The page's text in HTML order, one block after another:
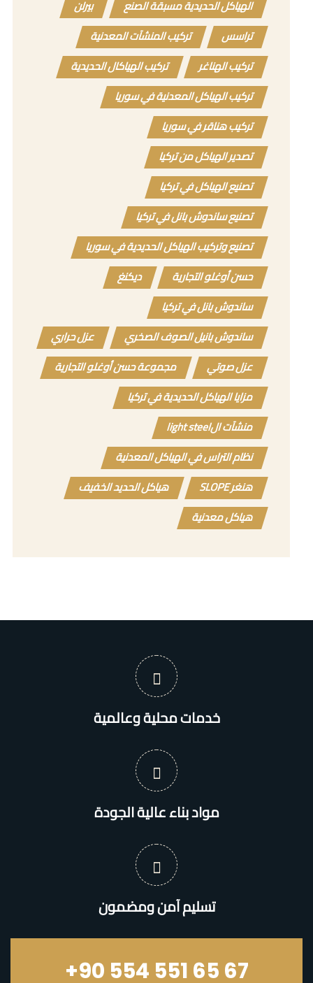
الهياكل الحديدية مسبقة الصنع
بيرلن
تراسس
تركيب المنشآت المعدنية
تركيب الهناغر
تركيب الهياكال الحديدية
تركيب الهياكل المعدنية في سوريا
تركيب هناقر في سوريا
تصدير الهياكل من تركيا
تصنيع الهياكل في تركيا
تصنيع ساندوش بانل في تركيا
تصنيع وتركيب الهياكل الحديدية في سوريا
حسن أوغلو التجارية
ديكنغ
ساندوش بانل في تركيا
ساندوش بانيل الصوف الصخري
عزل حراري
عزل صوتي
مجموعة حسن أوغلو التجارية
مزايا الهياكل الحديدية في تركيا
منشآت الlight steel
نظام التراس في الهياكل المعدنية
هنغر SLOPE
هياكل الحديد الخفيف
هياكل معدنية
خدمات محلية وعالمية
مواد بناء عالية الجودة
تسليم آمن ومضمون
+90 554 551 65 67